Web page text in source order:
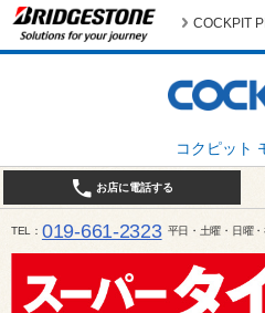
コクピット
COCKPIT
お店に電話する
TEL 019-661-2323 平日・土曜・日曜